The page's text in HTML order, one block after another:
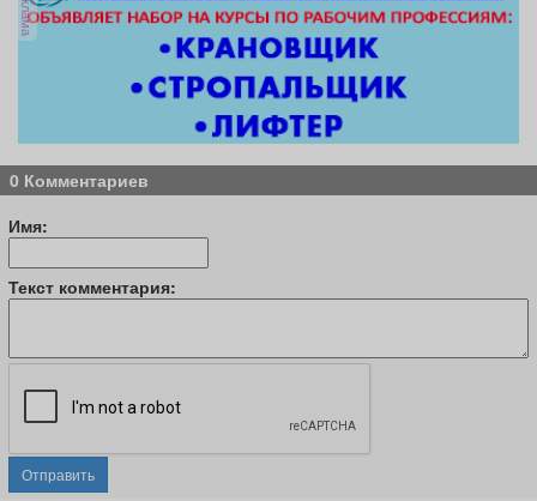
0 Комментариев
Имя:
Текст комментария:
Отправить